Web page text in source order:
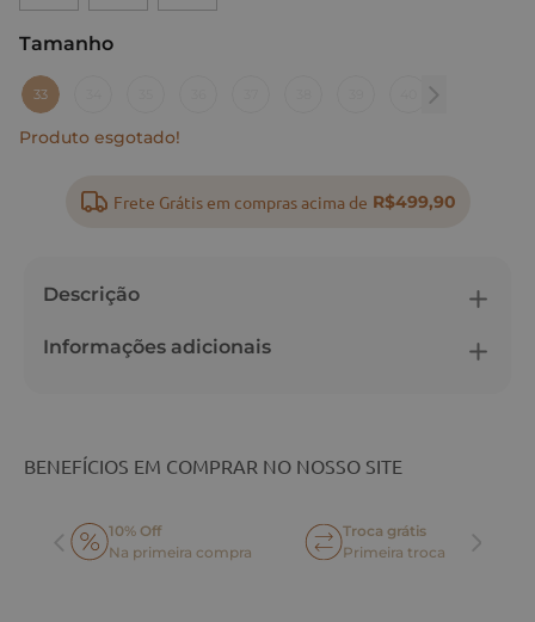
Tamanho
: 33
33
Produto esgotado!
Frete Grátis em compras acima de R$499,90
Descrição
Informações adicionais
BENEFÍCIOS EM COMPRAR NO NOSSO SITE
10% Off
Na primeira compra
Troca grátis
Primeira troca